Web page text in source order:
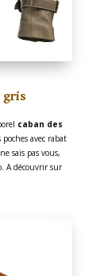
gris
caban des
avec rabat
sais pas vous,
A découvrir sur